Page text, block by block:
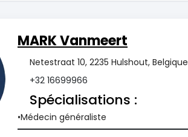
MARK Vanmeert
Netestraat 10, 2235 Hulshout, Belgique
+32 16699966
Spécialisations :
Médecin généraliste